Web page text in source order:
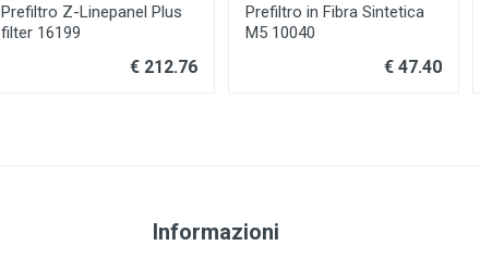
Prefiltro Z-Linepanel Plus
filter 16199
€ 212.76
Prefiltro in Fibra Sintetica
M5 10040
€ 47.40
Informazioni